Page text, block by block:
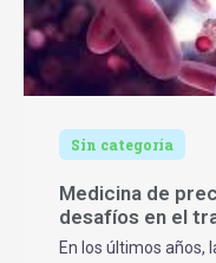
Sin categoría
Medicina de
desafíos en el
En los últimos años,